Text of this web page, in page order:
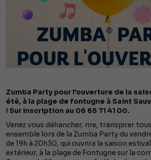
Zumba Party pour l'ouverture de la
été, à la plage de fontugne à Saint
! Sur Inscription au 06 65 71 41 00.
Venez vous déhancher, rire, transpirer
ensemble lors de la Zumba Party du
de 19h à 20h30, qui ouvrira la saison
extérieur, à la plage de Fontugne sur la